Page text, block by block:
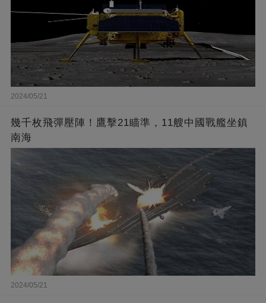
2024/05/21
幾千枚飛彈壓陣！鷹擊21瞄準，11艘中國戰艦坐鎮
南海
2024/05/21